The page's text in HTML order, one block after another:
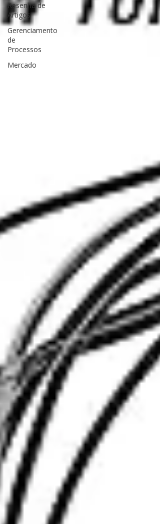
Resenha de
Artigos
Gerenciamento
de
Processos
Mercado